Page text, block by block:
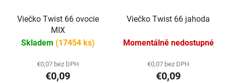
Viečko Twist 66 ovocie
MIX
Skladem (17454 ks)
€0,07 bez DPH
€0,09
Viečko Twist 66 jahoda
Momentálně nedostupné
€0,07 bez DPH
€0,09